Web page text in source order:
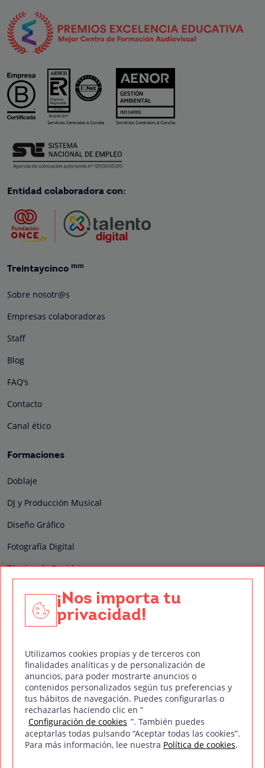
Entidad colaboradora con:
Treintaycinco mm
Sobre nosotr@s
Empresas colaboradoras
Staff
Blog
FAQ’s
Contacto
Canal ético
Formaciones
Doblaje
DJ y Producción Musical
Diseño Gráfico
Fotografía Digital
Técnico de Sonido
Edición y Postproducción de Vídeo
Nuestros sellos de calidad
Síguenos en Redes Sociales
Política de privacidad Política de cookies
Aviso legal
¡Nos importa tu
privacidad!
Utilizamos cookies propias y de terceros con
finalidades analíticas y de personalización de
anuncios, para poder mostrarte anuncios o
contenidos personalizados según tus preferencias y
tus hábitos de navegación. Puedes configurarlas o
rechazarlas haciendo clic en “
Configuración de cookies ”. También puedes
aceptarlas todas pulsando “Aceptar todas las cookies”.
Para más información, lee nuestra Política de cookies.